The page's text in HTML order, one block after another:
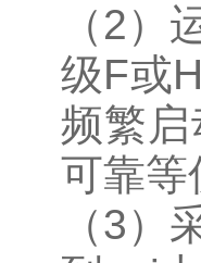
（2
级F或
频繁
可靠等
（3